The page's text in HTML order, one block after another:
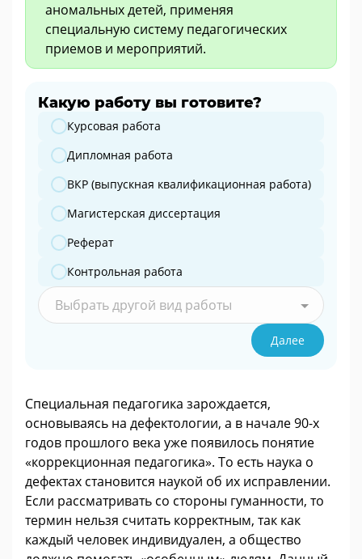
аномальных детей, применяя
специальную систему педагогических
приемов и мероприятий.
Какую работу вы готовите?
Какую работу вы готовите?
Курсовая работа
Дипломная работа
ВКР (выпускная квалификационная работа)
Магистерская диссертация
Реферат
Контрольная работа
Выбрать другой вид работы
Далее
Специальная педагогика зарождается,
основываясь на дефектологии, а в начале 90-х
годов прошлого века уже появилось понятие
«коррекционная педагогика». То есть наука о
дефектах становится наукой об их исправлении.
Если рассматривать со стороны гуманности, то
термин нельзя считать корректным, так как
каждый человек индивидуален, а общество